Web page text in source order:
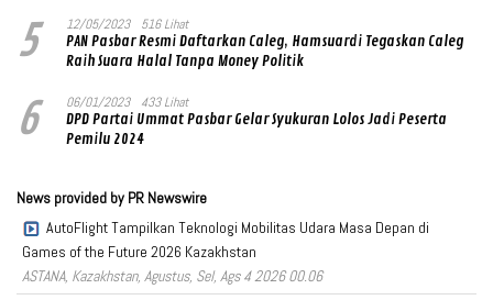
5 12/05/2023 516 Lihat
PAN Pasbar Resmi Daftarkan Caleg, Hamsuardi Tegaskan Caleg
Raih Suara Halal Tanpa Money Politik
6 06/01/2023 433 Lihat
DPD Partai Ummat Pasbar Gelar Syukuran Lolos Jadi Peserta
Pemilu 2024
News provided by PR Newswire
AutoFlight Tampilkan Teknologi Mobilitas Udara Masa Depan di
Games of the Future 2026 Kazakhstan
ASTANA, Kazakhstan, Agustus, Sel, Ags 4 2026 00.06